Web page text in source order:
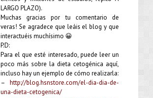
LARGO PLAZO).
Muchas gracias por tu comentario de
veras! Se agradece que leáis el blog y que
interactuéis muchísimo 😀
P.D:
Para el que esté interesado, puede leer un
poco más sobre la dieta cetogénica aquí,
incluso hay un ejemplo de cómo realizarla:
– http://blog.hsnstore.com/el-dia-dia-de-
una-dieta-cetogenica/